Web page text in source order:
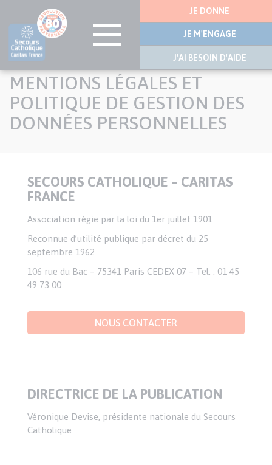
Aller
contenu
principal
latérale
JE DONNE
JE M'ENGAGE
J'AI BESOIN D'AIDE
MENTIONS LÉGALES ET
POLITIQUE DE GESTION DES
DONNÉES PERSONNELLES
Texte
SECOURS CATHOLIQUE – CARITAS
FRANCE
Association régie par la loi du 1er juillet 1901
Reconnue d’utilité publique par décret du 25
septembre 1962
106 rue du Bac – 75341 Paris CEDEX 07 – Tel. : 01 45
49 73 00
NOUS CONTACTER
DIRECTRICE DE LA PUBLICATION
Véronique Devise, présidente nationale du Secours
Catholique